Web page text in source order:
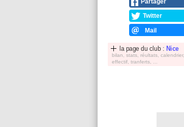
Partager
Twitter
Mail
la page du club : Nice
bilan, stats, réultats, calendrier,
effectif, tranferts, ...